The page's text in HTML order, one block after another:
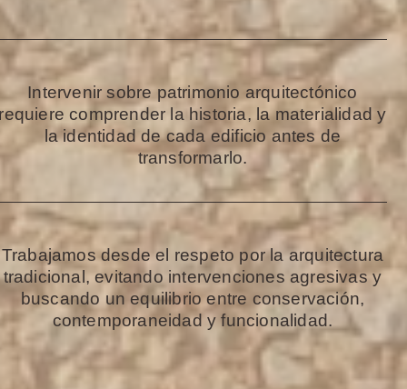
Intervenir sobre patrimonio arquitectónico
comprender la historia, la materialidad y
la identidad de cada edificio antes de
transformarlo.
Trabajamos desde el respeto por la arquitectura
tradicional, evitando intervenciones agresivas y
buscando un equilibrio entre conservación,
contemporaneidad y funcionalidad.